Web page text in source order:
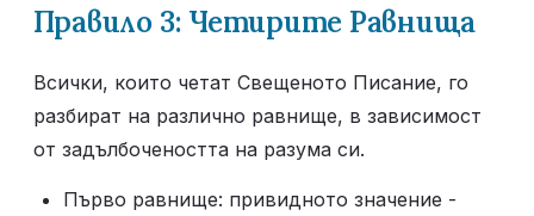
Правило 3: Четирите Равнища
Всички, които четат Свещеното Писание, го
разбират на различно равнище, в зависимост
от задълбочеността на разума си.
Първо равнище: привидното значение -